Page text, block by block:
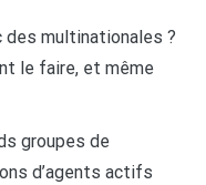
des multinationales ?
le faire, et même
groupes de
d’agents actifs